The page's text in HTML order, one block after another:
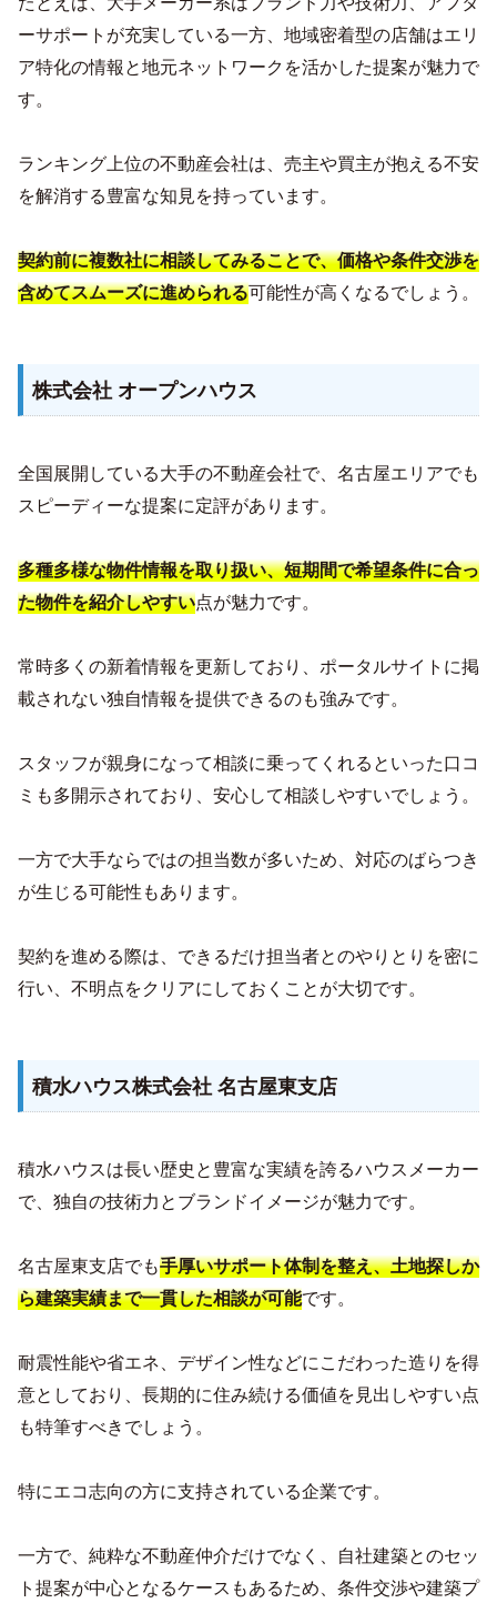
ーサポートが充実している一方、地域密着型の店舗はエリ
ア特化の情報と地元ネットワークを活かした提案が魅力で
す。
ランキング上位の不動産会社は、売主や買主が抱える不安
を解消する豊富な知見を持っています。
契約前に複数社に相談してみることで、価格や条件交渉を
含めてスムーズに進められる可能性が高くなるでしょう。
株式会社 オープンハウス
全国展開している大手の不動産会社で、名古屋エリアでも
スピーディーな提案に定評があります。
多種多様な物件情報を取り扱い、短期間で希望条件に合っ
た物件を紹介しやすい点が魅力です。
常時多くの新着情報を更新しており、ポータルサイトに掲
載されない独自情報を提供できるのも強みです。
スタッフが親身になって相談に乗ってくれるといった口コ
ミも多開示されており、安心して相談しやすいでしょう。
一方で大手ならではの担当数が多いため、対応のばらつき
が生じる可能性もあります。
契約を進める際は、できるだけ担当者とのやりとりを密に
行い、不明点をクリアにしておくことが大切です。
積水ハウス株式会社 名古屋東支店
積水ハウスは長い歴史と豊富な実績を誇るハウスメーカー
で、独自の技術力とブランドイメージが魅力です。
名古屋東支店でも手厚いサポート体制を整え、土地探しか
ら建築実績まで一貫した相談が可能です。
耐震性能や省エネ、デザイン性などにこだわった造りを得
意としており、長期的に住み続ける価値を見出しやすい点
も特筆すべきでしょう。
特にエコ志向の方に支持されている企業です。
一方で、純粋な不動産仲介だけでなく、自社建築とのセッ
ト提案が中心となるケースもあるため、条件交渉や建築プ